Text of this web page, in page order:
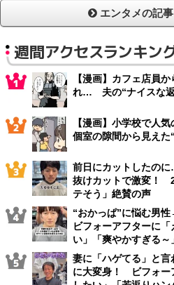
エンタメの記
週間アクセスランキン
【漫画】カフェ店員
れ… 夫の“ナイスな返
【漫画】小学校で人
個室の隙間から見えた
前日にカットしたの
抜けカットで激変！
テそう」絶賛の声
“おかっぱ”に悩む男
ビフォーアフターに
い」「爽やかすぎる～
妻に「ハゲてる」と
に大変身！ ビフォー